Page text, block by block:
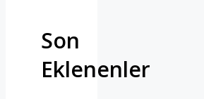
Son
Eklenenler